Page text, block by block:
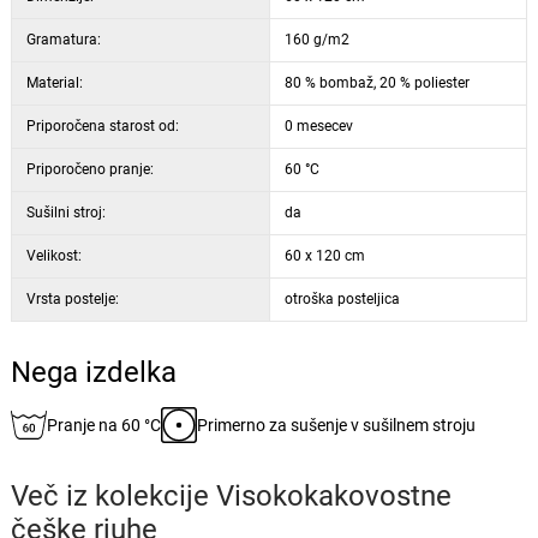
Gramatura: 160 g/m2
Material: 80 % bombaž, 20 % poliester
Priporočena starost od: 0 mesecev
Priporočeno pranje: 60 °C
Sušilni stroj: da
Velikost: 60 x 120 cm
Vrsta postelje: otroška posteljica
Nega izdelka
Pranje na 60 °C Primerno za sušenje v sušilnem stroju
Več iz kolekcije Visokokakovostne
češke rjuhe